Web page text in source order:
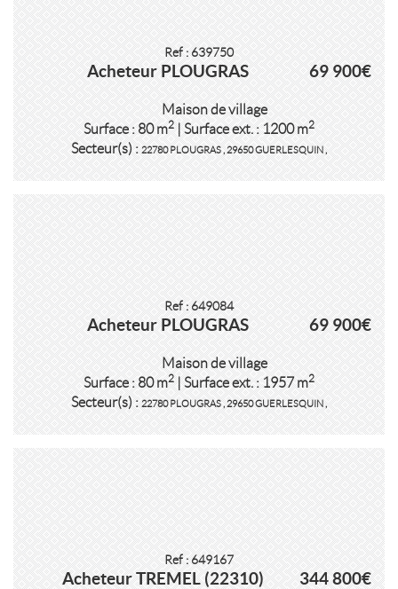
Ref : 639750
Acheteur PLOUGRAS 69 900€
Maison de village
Surface : 80 m2| Surface ext. : 1200 m2
Secteur(s) :22780 PLOUGRAS,29650 GUERLESQUIN,
Ref : 649084
Acheteur PLOUGRAS 69 900€
Maison de village
Surface : 80 m2| Surface ext. : 1957 m2
Secteur(s) :22780 PLOUGRAS,29650 GUERLESQUIN,
Ref : 649167
Acheteur TREMEL (22310) 344 800€